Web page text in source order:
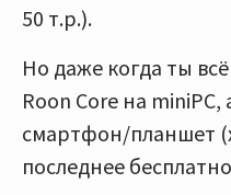
50 т.р.).
Но даже когда ты
Roon Core на
смартфон/планшет
последнее